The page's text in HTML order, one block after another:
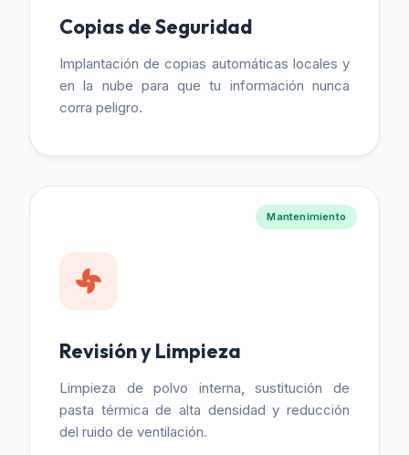
Copias de Seguridad
Implantación de copias automáticas locales y
en la nube para que tu información nunca
corra peligro.
Mantenimiento
Revisión y Limpieza
Limpieza de polvo interna, sustitución de
pasta térmica de alta densidad y reducción
del ruido de ventilación.